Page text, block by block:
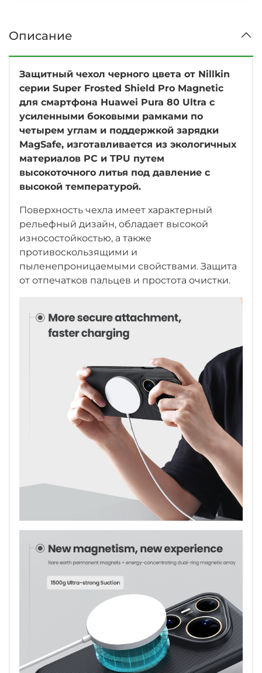
Описание
Защитный чехол черного цвета от Nillkin
серии Super Frosted Shield Pro Magnetic
для смартфона Huawei Pura 80 Ultra с
усиленными боковыми рамками по
четырем углам и поддержкой зарядки
MagSafe, изготавливается из экологичных
материалов PC и TPU путем
высокоточного литья под давление с
высокой температурой.
Поверхность чехла имеет характерный
рельефный дизайн, обладает высокой
износостойкостью, а также
противоскользящими и
пыленепроницаемыми свойствами. Защита
от отпечатков пальцев и простота очистки.